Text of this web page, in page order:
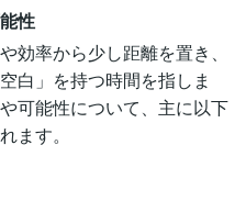
性
効率から少し距離を置き、
白」を持つ時間を指しま
可能性について、主に以下
ます。